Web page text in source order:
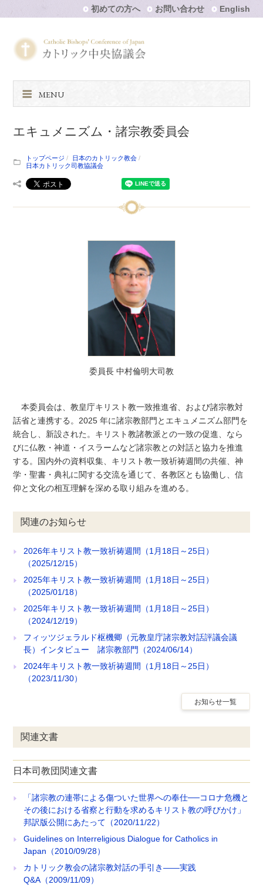
初めての方へ お問い合わせ English
MENU
エキュメニズム・諸宗教委員会
トップページ
日本のカトリック教会
日本カトリック司教協議会
委員長 中村倫明大司教
本委員会は、教皇庁キリスト教一致推進省、および諸宗教対
話省と連携する。2025 年に諸宗教部門とエキュメニズム部門を
統合し、新設された。キリスト教諸教派との一致の促進、なら
びに仏教・神道・イスラームなど諸宗教との対話と協力を推進
する。国内外の資料収集、キリスト教一致祈祷週間の共催、神
学・聖書・典礼に関する交流を通じて、各教区とも協働し、信
仰と文化の相互理解を深める取り組みを進める。
関連のお知らせ
2026年キリスト教一致祈祷週間（1月18日～25日）
（2025/12/15）
2025年キリスト教一致祈祷週間（1月18日～25日）
（2025/01/18）
2025年キリスト教一致祈祷週間（1月18日～25日）
（2024/12/19）
フィッツジェラルド枢機卿（元教皇庁諸宗教対話評議会議
長）インタビュー 諸宗教部門（2024/06/14）
2024年キリスト教一致祈祷週間（1月18日～25日）
（2023/11/30）
お知らせ一覧
関連文書
日本司教団関連文書
「諸宗教の連帯による傷ついた世界への奉仕──コロナ危機と
その後における省察と行動を求めるキリスト教の呼びかけ」
邦訳版公開にあたって（2020/11/22）
Guidelines on Interreligious Dialogue for Catholics in
Japan（2010/09/28）
カトリック教会の諸宗教対話の手引き――実践
Q&A（2009/11/09）